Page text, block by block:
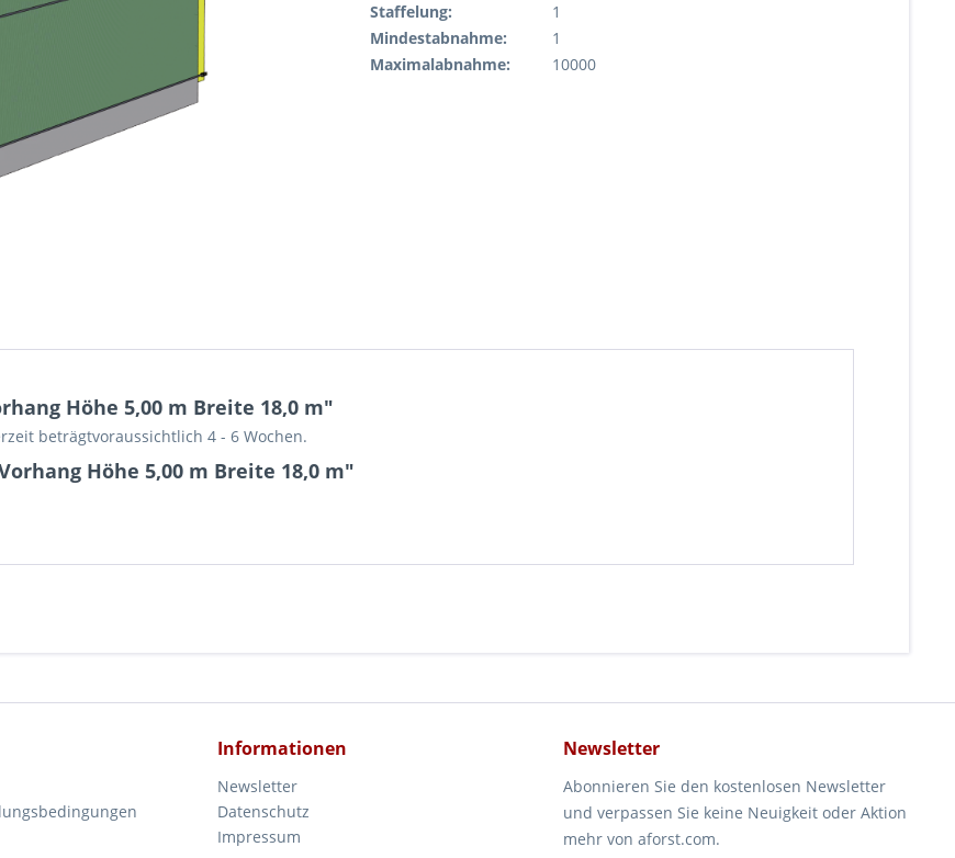
Staffelung:
1
Mindestabnahme:
1
Maximalabnahme:
10000
Höhe 5,00 m Breite 18,0 m"
beträgtvoraussichtlich 4 - 6 Wochen.
Höhe 5,00 m Breite 18,0 m"
Informationen
Newsletter
Datenschutz
Impressum
Newsletter
Abonnieren Sie den kostenlosen Newsletter
und verpassen Sie keine Neuigkeit oder Aktion
mehr von aforst.com.